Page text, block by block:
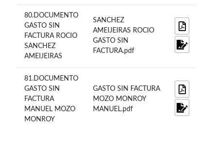
80.DOCUMENTO
GASTO SIN
FACTURA ROCIO
SANCHEZ
AMEIJEIRAS
SANCHEZ
AMEIJEIRAS ROCIO
GASTO SIN
FACTURA.pdf
81.DOCUMENTO
GASTO SIN
FACTURA
MANUEL MOZO
MONROY
GASTO SIN FACTURA
MOZO MONROY
MANUEL.pdf